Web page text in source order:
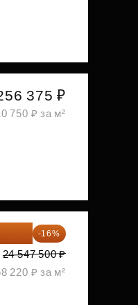
375 ₽
750 ₽ за м²
-16%
24 547 500 ₽
220 ₽ за м²